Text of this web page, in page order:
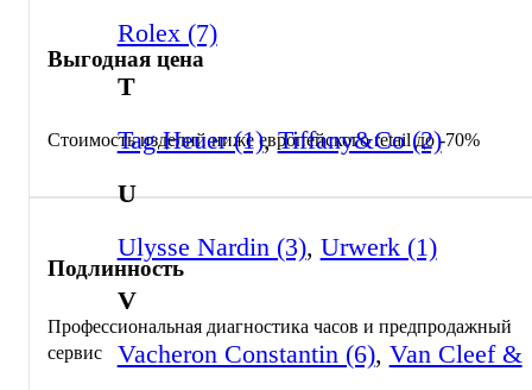
Rolex (7)
T
Tag Heuer (1),Tiffany&Co (2)
U
Ulysse Nardin (3), Urwerk (1)
V
Vacheron Constantin (6), Van Cleef &
Выгодная цена
Стоимость изделий ниже европейского retail до -70%
Подлинность
Профессиональная диагностика часов и предпродажный
сервис